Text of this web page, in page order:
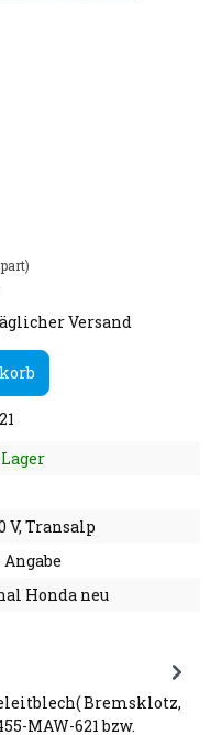
Versand
Lager
V, Transalp
Honda neu
Bremsklotz,
MAW-621 bzw.